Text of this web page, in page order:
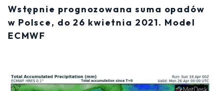
Wstępnie prognozowana suma opadów
w Polsce, do 26 kwietnia 2021. Model
ECMWF